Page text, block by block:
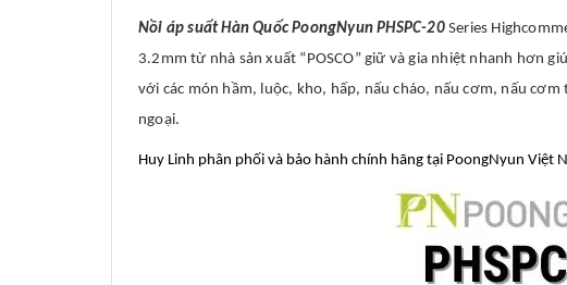
Nồi áp suất Hàn Quốc PoongNyun PHSPC-20Series
3.2mm từ nhà sản xuất “POSCO” giữ và gia nhiệt nhanh hơn
với các món hầm, luộc, kho, hấp, nấu cháo, nấu cơm, nấu
ngoại.
Huy Linh phân phối và bảo hành chính hãng tại PoongNyun Việt